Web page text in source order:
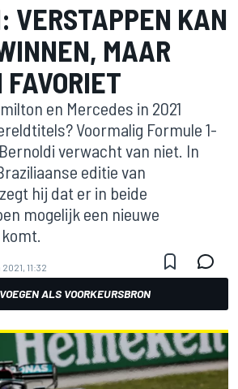
VERSTAPPEN KAN
MAAR
en Mercedes in 2021
Voormalig Formule 1-
verwacht van niet. In
editie van
hij dat er in beide
mogelijk een nieuwe
2021, 11:32
ALS VOORKEURSBRON